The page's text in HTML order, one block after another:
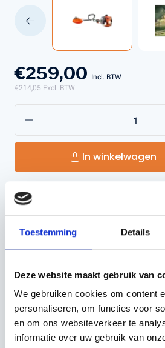
Toestemming Details
Deze website maakt gebruik van
We gebruiken cookies om content
personaliseren, om functies voor
en om ons websiteverkeer te
informatie over uw gebruik van
€259,00 Incl. BTW
€214,05 Excl. BTW
In winkelwagen
OMSCHRIJVING
122 RJ met mes: De ultieme
De122 RJ met mesis een
machine, ontworpen voor